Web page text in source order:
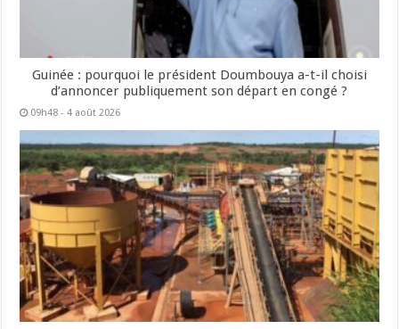
Guinée : pourquoi le président Doumbouya a-t-il choisi
d’annoncer publiquement son départ en congé ?
09h48 - 4 août 2026